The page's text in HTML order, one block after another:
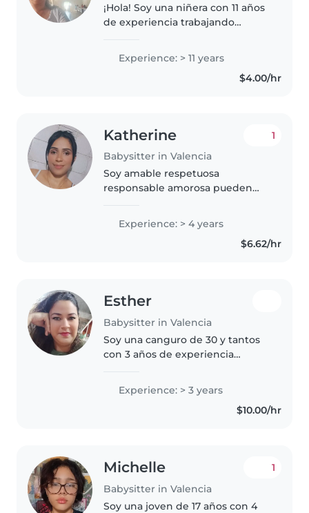
¡Hola! Soy una niñera con 11 años
de experiencia trabajando
Disfruto participando en
actividades creativas y estoy
Experience: > 11 years
$4.00/hr
Katherine
Babysitter in Valencia
1
Soy amable respetuosa
responsable amorosa pueden
pero también soy muy sensible
jajaja llorona me gusta echar
broma en mi momento libre y
Experience: > 4 years
$6.62/hr
Esther
Babysitter in Valencia
Soy una canguro de 30 y tantos
con 3 años de experiencia
y niños pequeños. Soy
responsable, divertida y
amigable. Me encanta leer a los
Experience: > 3 years
$10.00/hr
Michelle
Babysitter in Valencia
1
Soy una joven de 17 años con 4